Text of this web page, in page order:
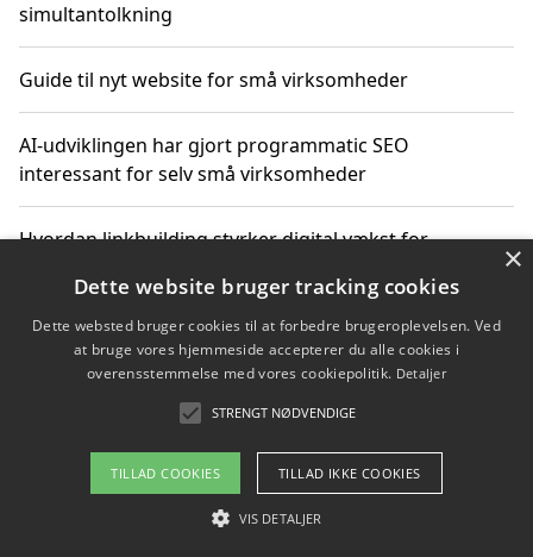
simultantolkning
Guide til nyt website for små virksomheder
AI-udviklingen har gjort programmatic SEO
interessant for selv små virksomheder
Hvordan linkbuilding styrker digital vækst for
Sådan har udviklingen inden for genbrug af elektronik
ændret sig
Copyright 2026 - Pilanto Aps
Om / kontakt
×
Dette website bruger tracking cookies
Dette websted bruger cookies til at forbedre brugeroplevelsen. Ved
at bruge vores hjemmeside accepterer du alle cookies i
overensstemmelse med vores cookiepolitik. Detaljer
STRENGT NØDVENDIGE
TILLAD COOKIES TILLAD IKKE COOKIES
VIS DETALJER